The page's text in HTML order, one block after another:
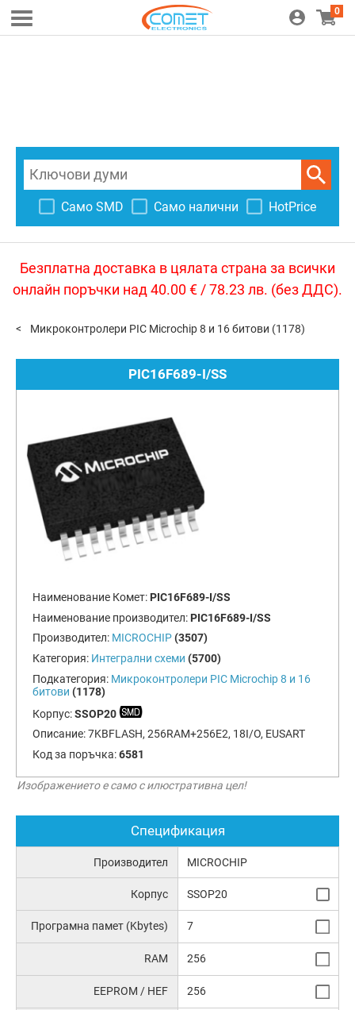
0
Само SMD Само налични HotPrice
Безплатна доставка в цялата страна за всички
онлайн поръчки над 40.00 € / 78.23 лв. (без ДДС).
Микроконтролери PIC Microchip 8 и 16 битови (1178)
PIC16F689-I/SS
Наименование Комет: PIC16F689-I/SS
Наименование производител: PIC16F689-I/SS
Производител: MICROCHIP (3507)
Категория: Интегрални схеми (5700)
Подкатегория: Микроконтролери PIC Microchip 8 и 16
битови (1178)
Корпус:SSOP20
Описание:7KBFLASH, 256RAM+256E2, 18I/O, EUSART
Код за поръчка:6581
Изображението е само с илюстративна цел!
Спецификация
Производител MICROCHIP
Корпус SSOP20
Програмна памет (Kbytes) 7
RAM 256
EEPROM / HEF 256